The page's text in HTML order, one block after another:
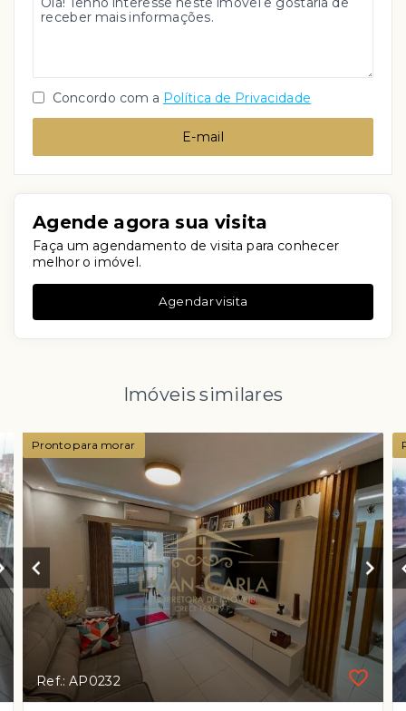
Concordo com a Política de Privacidade
E-mail
Agende agora sua visita
Faça um agendamento de visita para conhecer
melhor o imóvel.
Agendar visita
Imóveis similares
Pronto para morar
Ref.: AP0232